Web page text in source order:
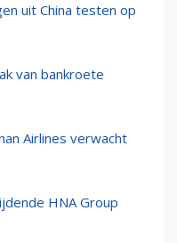
uit China testen op
van bankroete
Airlines verwacht
HNA Group